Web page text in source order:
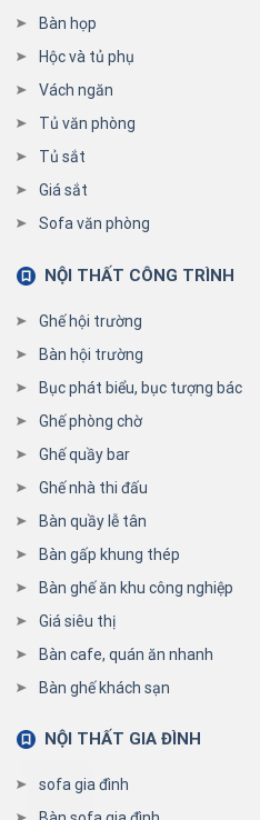
Bàn họp
Hộc và tủ phụ
Vách ngăn
Tủ văn phòng
Tủ sắt
Giá sắt
Sofa văn phòng
NỘI THẤT CÔNG TRÌNH
Ghế hội trường
Bàn hội trường
Bục phát biểu, bục tượng bác
Ghế phòng chờ
Ghế quầy bar
Ghế nhà thi đấu
Bàn quầy lễ tân
Bàn gấp khung thép
Bàn ghế ăn khu công nghiệp
Giá siêu thị
Bàn cafe, quán ăn nhanh
Bàn ghế khách sạn
NỘI THẤT GIA ĐÌNH
sofa gia đình